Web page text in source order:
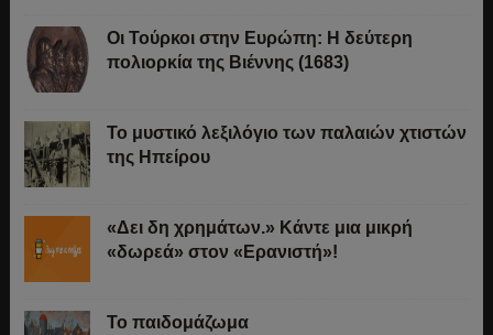
Οι Τούρκοι στην Ευρώπη: Η δεύτερη
πολιορκία της Βιέννης (1683)
Το μυστικό λεξιλόγιο των παλαιών χτιστών
της Ηπείρου
«Δει δη χρημάτων.» Κάντε μια μικρή
«δωρεά» στον «Ερανιστή»!
Το παιδομάζωμα